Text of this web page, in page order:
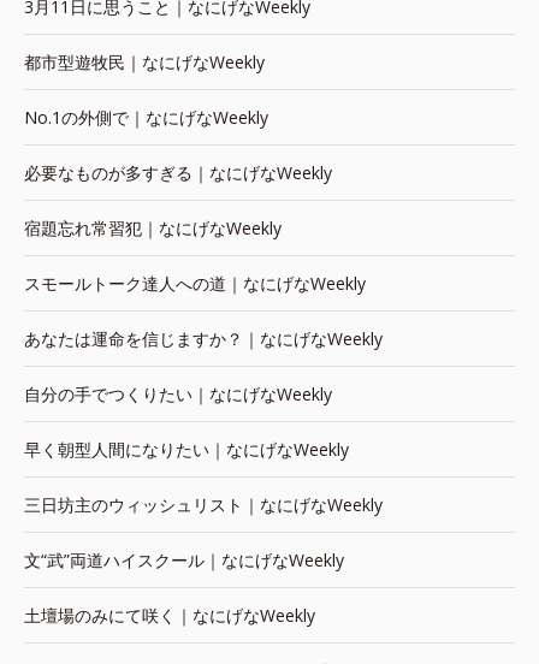
3月11日に思うこと｜なにげなWeekly
都市型遊牧民｜なにげなWeekly
No.1の外側で｜なにげなWeekly
必要なものが多すぎる｜なにげなWeekly
宿題忘れ常習犯｜なにげなWeekly
スモールトーク達人への道｜なにげなWeekly
あなたは運命を信じますか？｜なにげなWeekly
自分の手でつくりたい｜なにげなWeekly
早く朝型人間になりたい｜なにげなWeekly
三日坊主のウィッシュリスト｜なにげなWeekly
文“武”両道ハイスクール｜なにげなWeekly
土壇場のみにて咲く｜なにげなWeekly